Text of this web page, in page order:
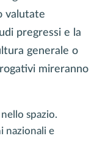
valutate
pregressi e la
generale o
mireranno
spazio.
nazionali e